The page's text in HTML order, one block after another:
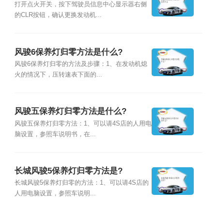
打开点火开关，按下驾驶员信息中心显示器右侧
的CLR按钮，确认更换发动机...
风骏6保养灯归零方法是什么?
风骏6保养灯归零的方法及步骤：1、在发动机熄
火的情况下，压转速表下面的...
风骏五保养灯归零方法是什么?
风骏五保养灯归零方法：1、可以请4S店的人用电
脑设置，参照车说明书，在...
长城风骏5保养灯归零方法是?
长城风骏5保养灯归零的方法：1、可以请4S店的
人用电脑设置，参照车说明...